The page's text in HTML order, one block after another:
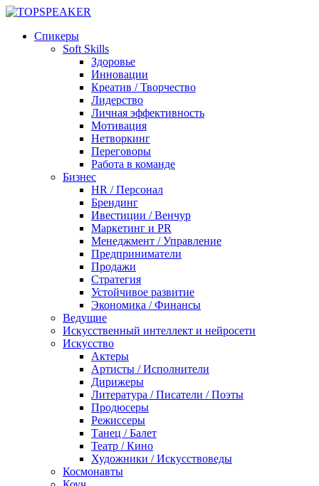
Спикеры
Soft Skills
Здоровье
Инновации
Креатив / Творчество
Лидерство
Личная эффективность
Мотивация
Нетворкинг
Переговоры
Работа в команде
Бизнес
HR / Персонал
Брендинг
Ивестиции / Венчур
Маркетинг и PR
Менеджмент / Управление
Предприниматели
Продажи
Стратегия
Устойчивое развитие
Экономика / Финансы
Ведущие
Искусственный интеллект и нейросети
Искусство
Актеры
Артисты / Исполнители
Дирижеры
Литература / Писатели / Поэты
Продюсеры
Режиссеры
Танец / Балет
Театр / Кино
Художники / Искусствоведы
Космонавты